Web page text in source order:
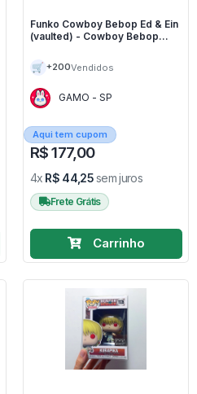
Funko Cowboy Bebop Ed & Ein
(vaulted) - Cowboy Bebop
🛒 +200Vendidos
GAMO - SP
Aqui tem cupom
R$ 177,00
4x R$ 44,25sem juros
Frete Grátis
Carrinho